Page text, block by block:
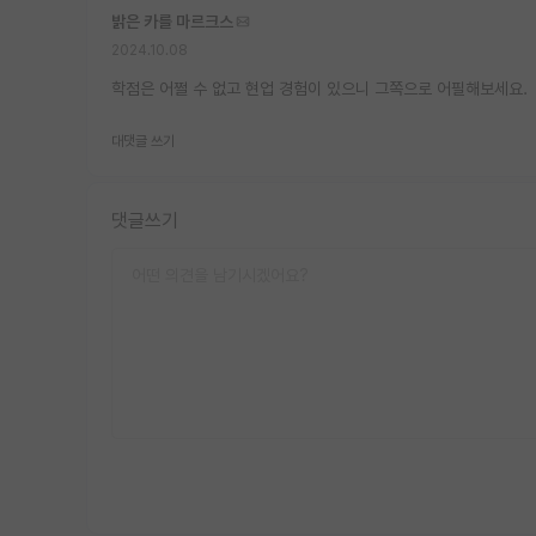
밝은 카를 마르크스
학점은 어쩔 수 없고 현업 경험이 있으니 그쪽으로 어필해보세요.
대댓글 쓰기
댓글쓰기